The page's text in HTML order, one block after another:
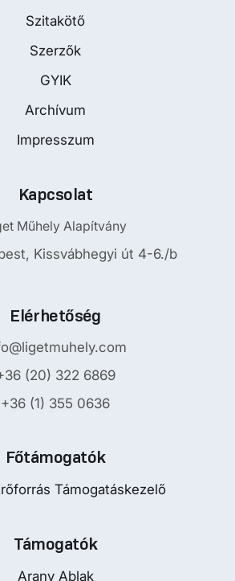
Szitakötő
Szerzők
GYIK
Archívum
Impresszum
Kapcsolat
Műhely Alapítvány
Kissvábhegyi út 4-6./b
Elérhetőség
(20) 322 6869
+36 (1) 355 0636
Főtámogatók
Támogatáskezelő
Támogatók
Arany Ablak